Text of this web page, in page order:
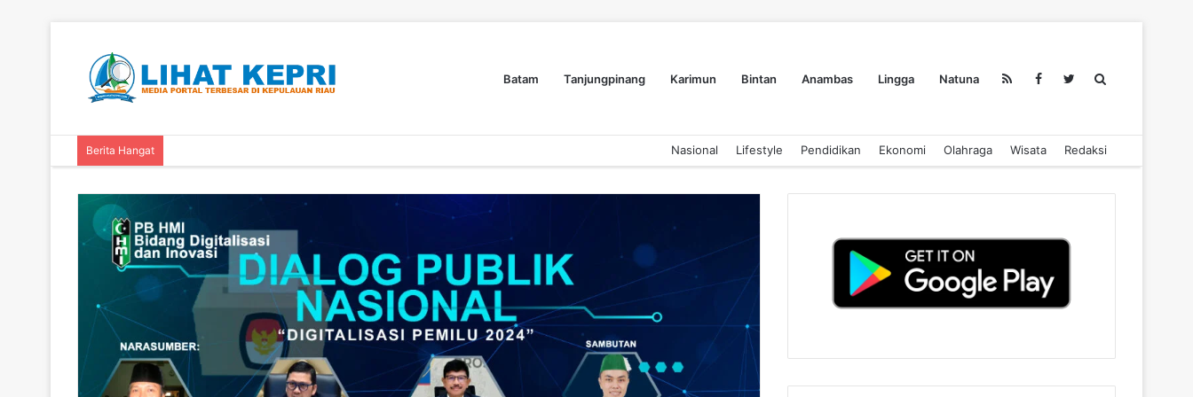
Batam Tanjungpinang Karimun Bintan Anambas Lingga Natuna
Berita Hangat Nasional Lifestyle Pendidikan Ekonomi Olahraga Wisata Redaksi